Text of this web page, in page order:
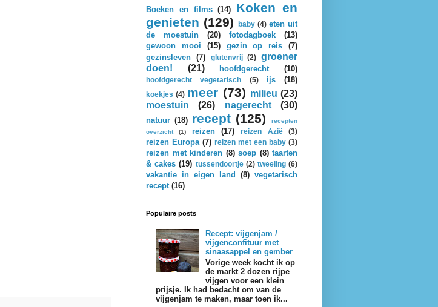
Boeken en films (14)
Koken en
genieten (129) baby (4) eten uit
de moestuin
(20) fotodagboek
(13)
gewoon mooi
(15) gezin op reis
(7)
gezinsleven (7) glutenvrij (2)
groener
doen!
(21) hoofdgerecht (10)
hoofdgerecht vegetarisch (5) ijs (18)
koekjes (4) meer (73) milieu (23)
moestuin
(26) nagerecht (30)
natuur (18) recept (125)
recepten
overzicht
(1) reizen (17) reizen Azië (3)
reizen Europa (7) reizen met een baby (3)
reizen met kinderen (8) soep (8) taarten
& cakes (19) tussendoortje (2) tweeling (6)
vakantie in eigen land (8) vegetarisch
recept (16)
Populaire posts
Recept: vijgenjam /
vijgenconfituur met
sinaasappel en gember
Vorige week kocht ik op
de markt 2 dozen rijpe
vijgen voor een klein
prijsje. Ik had bedacht om van de
vijgenjam te maken, maar toen ik...